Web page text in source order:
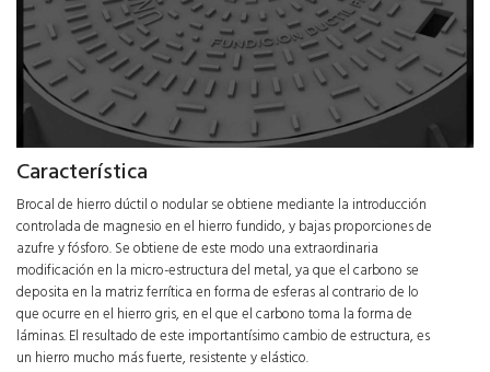
Característica
Brocal de hierro dúctil o nodular se obtiene mediante la introducción
controlada de magnesio en el hierro fundido, y bajas proporciones de
azufre y fósforo. Se obtiene de este modo una extraordinaria
modificación en la micro-estructura del metal, ya que el carbono se
deposita en la matriz ferrítica en forma de esferas al contrario de lo
que ocurre en el hierro gris, en el que el carbono toma la forma de
láminas. El resultado de este importantísimo cambio de estructura, es
un hierro mucho más fuerte, resistente y elástico.